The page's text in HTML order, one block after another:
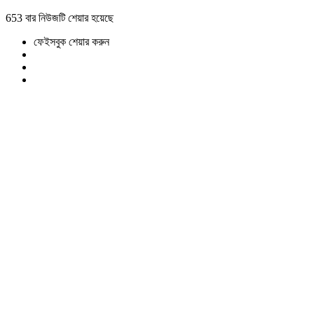
653 বার নিউজটি শেয়ার হয়েছে
ফেইসবুক শেয়ার করুন